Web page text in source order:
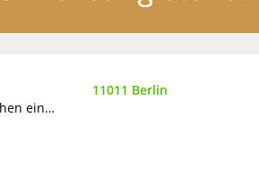
Sie sind in Europa und brauchen einen Führerschein, sind aber sehr beschäftigt mit Kursen. Wir geben Ihnen Ihre Lizenz und planen die Prüfungen entsprechend Ihrer Verfügbarkeit. Kontaktieren Sie uns über wathsapp+4915510026002 klicken
11011 Berlin